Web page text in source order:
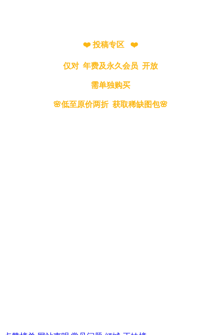
❤️ 投稿专区 ❤️
仅对 年费及永久会员 开放
需单独购买
🌸低至原价两折 获取稀缺图包🌸